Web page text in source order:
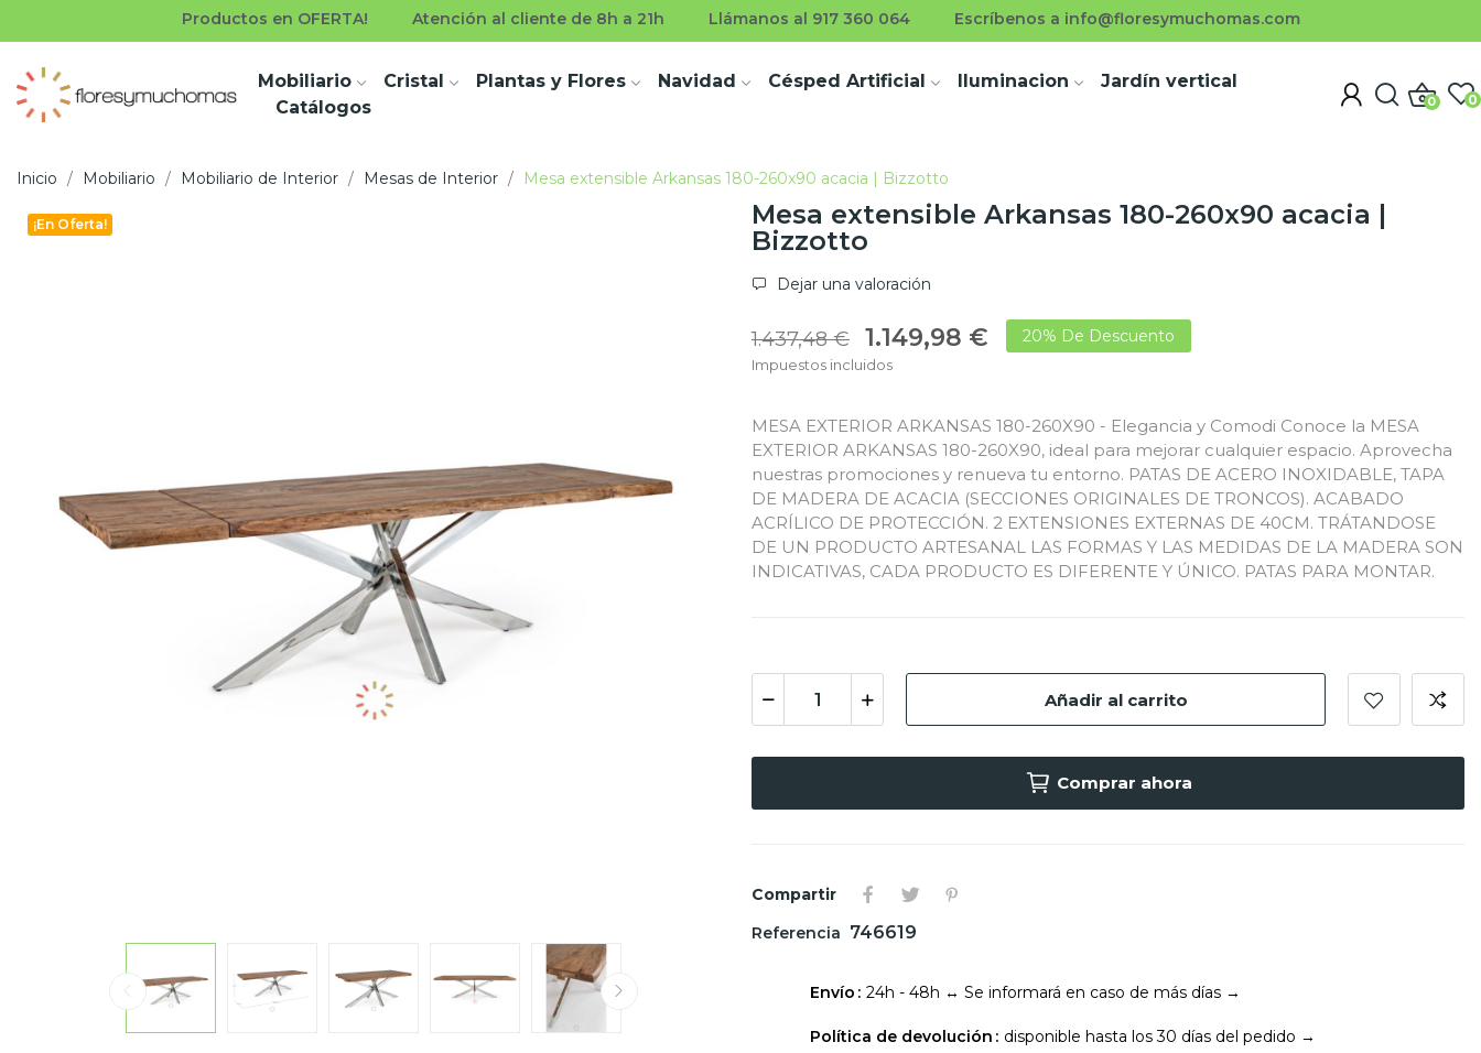
Productos en OFERTA! Atención al cliente de 8h a 21h Llámanos al 917 360 064 Escríbenos a info@floresymuchomas.com
Mobiliario Cristal Plantas y Flores Navidad Césped Artificial Iluminacion
Jardín vertical
Catálogos
0 0
Inicio Mobiliario Mobiliario de Interior Mesas de Interior Mesa extensible Arkansas 180-260x90 acacia | Bizzotto
¡En Oferta!
Mesa extensible Arkansas 180-260x90 acacia |
Bizzotto
Dejar una valoración
1.437,48 € 1.149,98 € 20% De Descuento
Impuestos incluidos
MESA EXTERIOR ARKANSAS 180-260X90 - Elegancia y Comodi Conoce la MESA
EXTERIOR ARKANSAS 180-260X90, ideal para mejorar cualquier espacio. Aprovecha
nuestras promociones y renueva tu entorno. PATAS DE ACERO INOXIDABLE, TAPA
DE MADERA DE ACACIA (SECCIONES ORIGINALES DE TRONCOS). ACABADO
ACRÍLICO DE PROTECCIÓN. 2 EXTENSIONES EXTERNAS DE 40CM. TRÁTANDOSE
DE UN PRODUCTO ARTESANAL LAS FORMAS Y LAS MEDIDAS DE LA MADERA SON
INDICATIVAS, CADA PRODUCTO ES DIFERENTE Y ÚNICO. PATAS PARA MONTAR.
Añadir al carrito
Comprar ahora
Compartir
Referencia 746619
Envío 24h - 48h ↔ Se informará en caso de más días →
Política de devolución disponible hasta los 30 días del pedido →